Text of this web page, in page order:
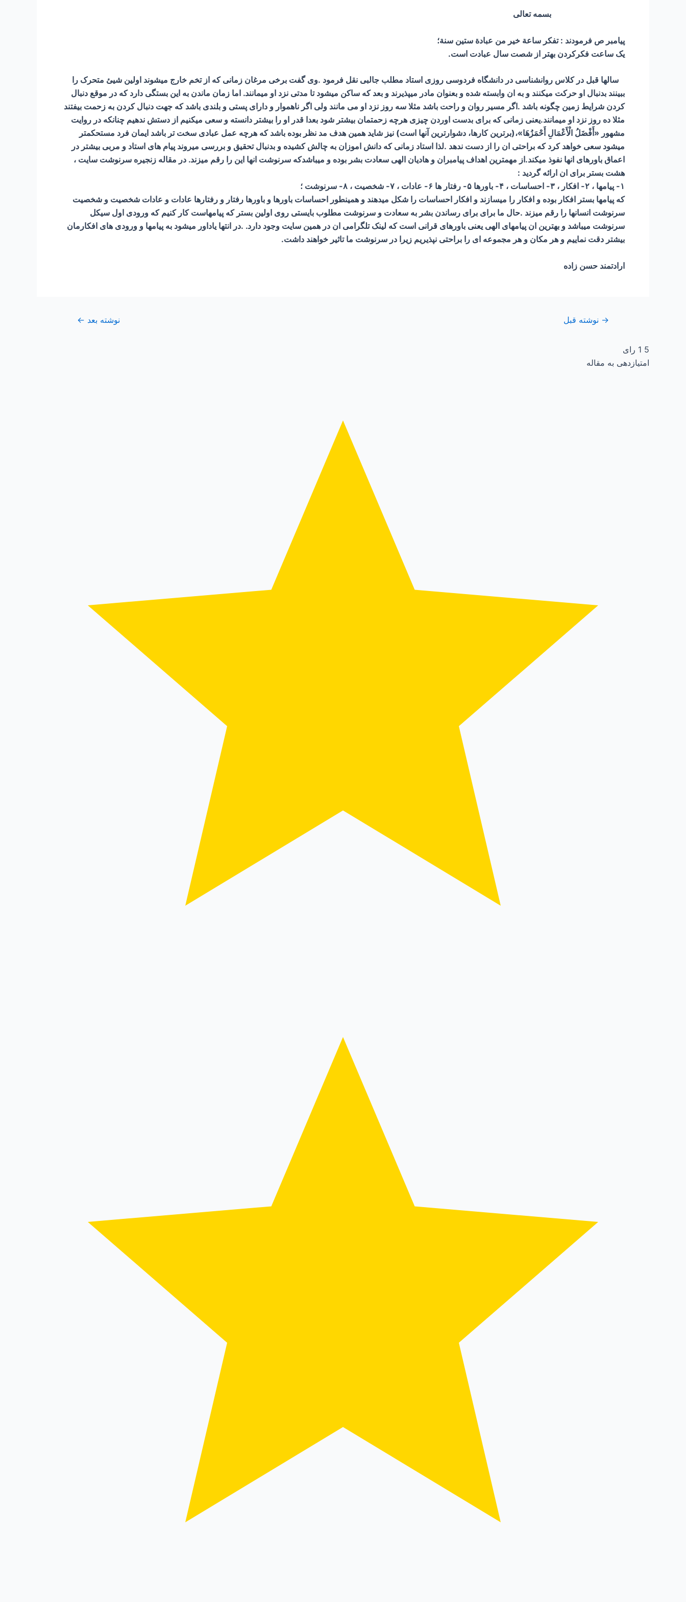
بسمه تعالی
پیامبر ص فرمودند : تفكر ساعة خير من عبادة ستين سنة؛
یک ساعت فکرکردن بهتر از شصت سال عبادت است.
سالها قبل در کلاس روانشناسی در دانشگاه فردوسی روزی استاد مطلب جالبی نقل فرمود .وی گفت برخی مرغان زمانی که از تخم خارج میشوند اولین شیئ متحرک را
ببینند بدنبال او حرکت میکنند و به ان وابسته شده و بعنوان مادر میپذیرند و بعد که ساکن میشود تا مدتی نزد او میمانند. اما زمان ماندن به این بستگی دارد که در موقع دنبال
کردن شرایط زمین چگونه باشد .اگر مسیر روان و راحت باشد مثلا سه روز نزد او می مانند ولی اگر ناهموار و دارای پستی و بلندی باشد که جهت دنبال کردن به زحمت بیفتند
مثلا ده روز نزد او میمانند.یعنی زمانی که برای بدست اوردن چیزی هرچه زحمتمان بیشتر شود بعدا قدر او را بیشتر دانسته و سعی میکنیم از دستش ندهیم چنانکه در روایت
مشهور «أَفْضَلُ‏ الْأَعْمَالِ‏ أَحْمَزُهَا»،(برترین کارها، دشوارترین آنها است) نیز شاید همین هدف مد نظر بوده باشد که هرچه عمل عبادی سخت تر باشد ایمان فرد مستحکمتر
میشود سعی خواهد کرد که براحتی ان را از دست ندهد .لذا استاد زمانی که دانش اموزان به چالش کشیده و بدنبال تحقیق و بررسی میروند پیام های استاد و مربی بیشتر در
اعماق باورهای انها نفوذ میکند.از مهمترین اهداف پیامبران و هادیان الهی سعادت بشر بوده و میباشدکه سرنوشت انها این را رقم میزند. در مقاله زنجیره سرنوشت سایت ،
هشت بستر برای ان ارائه گردید :
۱- پیامها ، ۲- افکار ، ۳- احساسات ، ۴- باورها ۵- رفتار ها ۶- عادات ، ۷- شخصیت ، ۸- سرنوشت ؛
که پیامها بستر افکار بوده و افکار را میسازند و افکار احساسات را شکل میدهند و همینطور احساسات باورها و باورها رفتار و رفتارها عادات و عادات شخصیت و شخصیت
سرنوشت انسانها را رقم میزند .حال ما برای برای رساندن بشر به سعادت و سرنوشت مطلوب بایستی روی اولین بستر که پیامهاست کار کنیم که ورودی اول سیکل
سرنوشت میباشد و بهترین ان پیامهای الهی یعنی باورهای قرانی است که لینک تلگرامی ان در همین سایت وجود دارد. .در انتها یاداور میشود به پیامها و ورودی های افکارمان
بیشتر دقت نماییم و هر مکان و هر مجموعه ای را براحتی نپذیریم زیرا در سرنوشت ما تاثیر خواهند داشت.
ارادتمند حسن زاده
→ نوشته قبل نوشته بعد ←
5
1 رای
امتیازدهی به مقاله